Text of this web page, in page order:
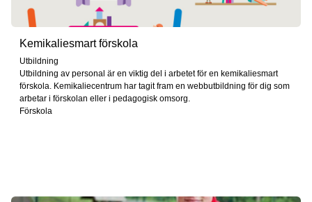
Kemikaliesmart förskola
Utbildning
Utbildning av personal är en viktig del i arbetet för en kemikaliesmart
förskola. Kemikaliecentrum har tagit fram en webbutbildning för dig som
arbetar i förskolan eller i pedagogisk omsorg.
Förskola